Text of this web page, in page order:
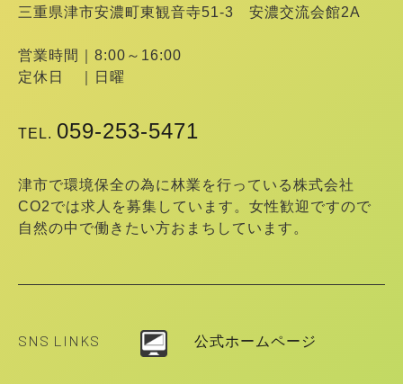
三重県津市安濃町東観音寺51-3 安濃交流会館2A
営業時間｜8:00～16:00
定休日 ｜日曜
TEL. 059-253-5471
津市で環境保全の為に林業を行っている株式会社
CO2では求人を募集しています。女性歓迎ですので
自然の中で働きたい方おまちしています。
SNS LINKS 公式ホームページ